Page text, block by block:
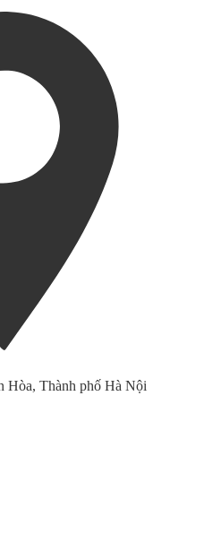
Hòa, Thành phố Hà Nội